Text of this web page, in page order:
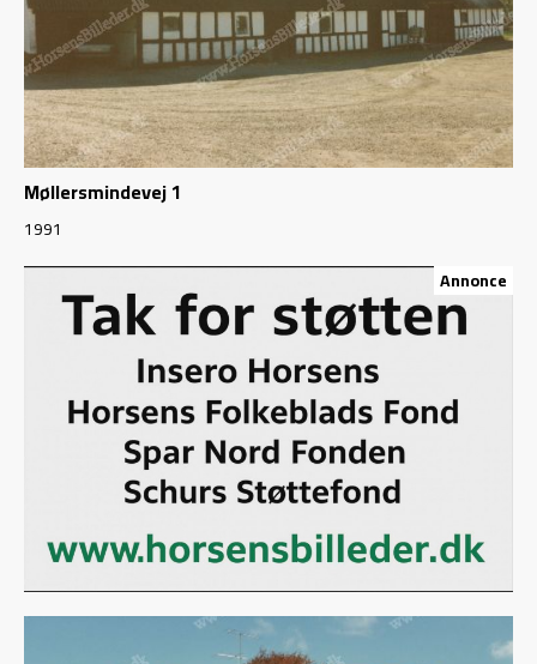
Møllersmindevej 1
1991
Annonce